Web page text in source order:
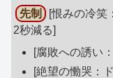
先制
[恨みの冷笑
2秒減る]
[腐敗への誘い
[絶望の慟哭：